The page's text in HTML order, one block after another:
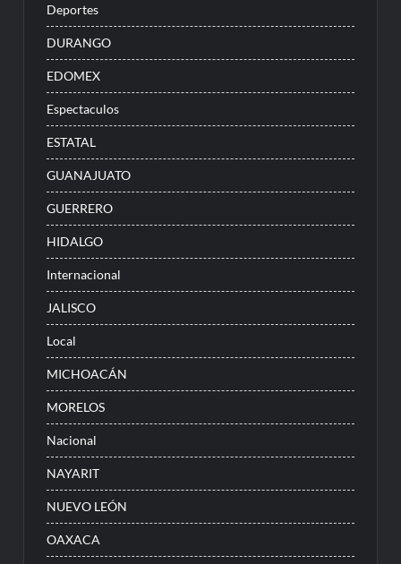
Deportes
DURANGO
EDOMEX
Espectaculos
ESTATAL
GUANAJUATO
GUERRERO
HIDALGO
Internacional
JALISCO
Local
MICHOACÁN
MORELOS
Nacional
NAYARIT
NUEVO LEÓN
OAXACA